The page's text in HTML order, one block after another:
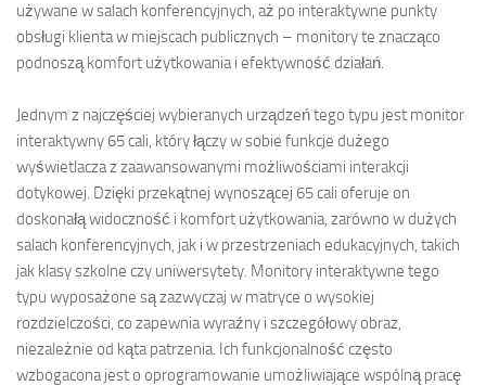
używane w salach konferencyjnych, aż po interaktywne punkty
obsługi klienta w miejscach publicznych – monitory te znacząco
podnoszą komfort użytkowania i efektywność działań.
Jednym z najczęściej wybieranych urządzeń tego typu jest monitor
interaktywny 65 cali, który łączy w sobie funkcje dużego
wyświetlacza z zaawansowanymi możliwościami interakcji
dotykowej. Dzięki przekątnej wynoszącej 65 cali oferuje on
doskonałą widoczność i komfort użytkowania, zarówno w dużych
salach konferencyjnych, jak i w przestrzeniach edukacyjnych, takich
jak klasy szkolne czy uniwersytety. Monitory interaktywne tego
typu wyposażone są zazwyczaj w matryce o wysokiej
rozdzielczości, co zapewnia wyraźny i szczegółowy obraz,
niezależnie od kąta patrzenia. Ich funkcjonalność często
wzbogacona jest o oprogramowanie umożliwiające wspólną pracę